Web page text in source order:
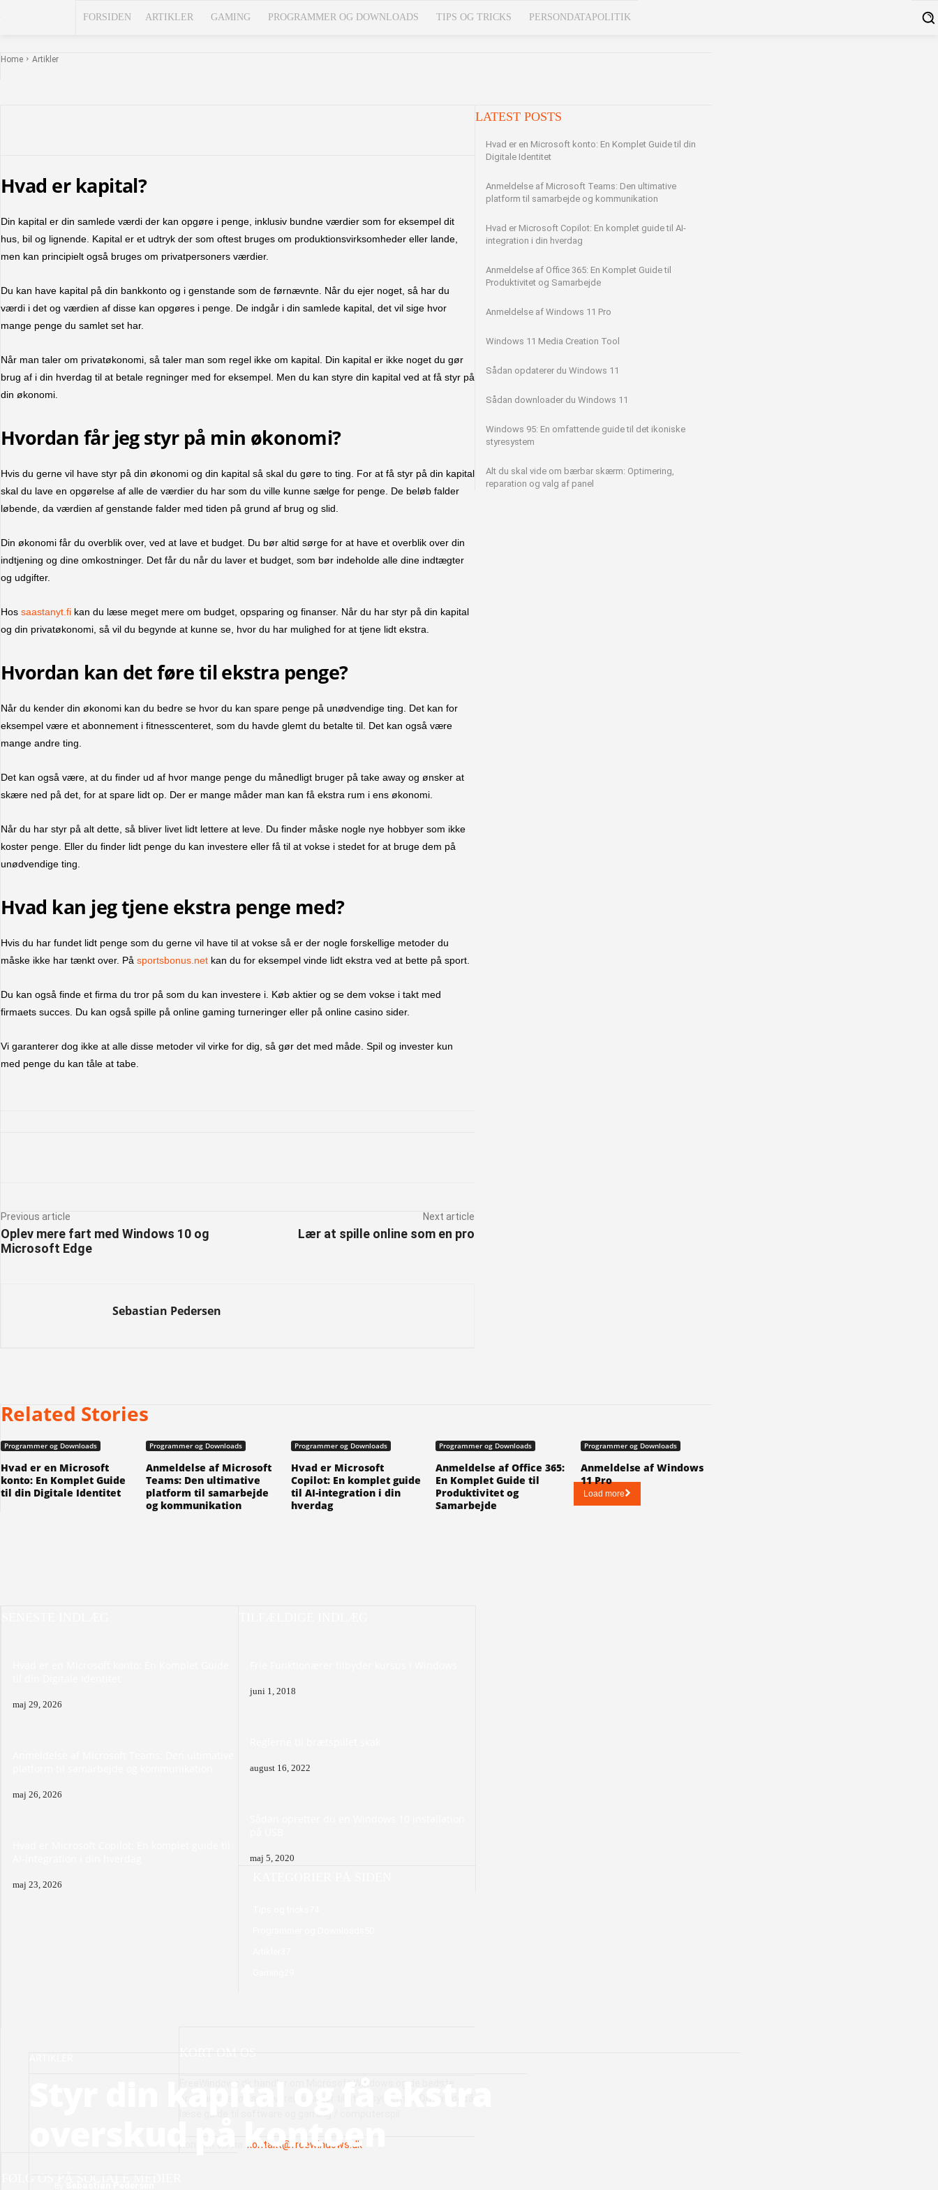
FORSIDEN ARTIKLER GAMING PROGRAMMER OG DOWNLOADS TIPS OG TRICKS PERSONDATAPOLITIK
Home Artikler
Styr din kapital og få ekstra
overskud på kontoen
Hvad er kapital?
Din kapital er din samlede værdi der kan opgøre i penge, inklusiv bundne værdier som for eksempel dit
hus, bil og lignende. Kapital er et udtryk der som oftest bruges om produktionsvirksomheder eller lande,
men kan principielt også bruges om privatpersoners værdier.
Du kan have kapital på din bankkonto og i genstande som de førnævnte. Når du ejer noget, så har du
værdi i det og værdien af disse kan opgøres i penge. De indgår i din samlede kapital, det vil sige hvor
mange penge du samlet set har.
Når man taler om privatøkonomi, så taler man som regel ikke om kapital. Din kapital er ikke noget du gør
brug af i din hverdag til at betale regninger med for eksempel. Men du kan styre din kapital ved at få styr på
din økonomi.
Hvordan får jeg styr på min økonomi?
Hvis du gerne vil have styr på din økonomi og din kapital så skal du gøre to ting. For at få styr på din kapital
skal du lave en opgørelse af alle de værdier du har som du ville kunne sælge for penge. De beløb falder
løbende, da værdien af genstande falder med tiden på grund af brug og slid.
Din økonomi får du overblik over, ved at lave et budget. Du bør altid sørge for at have et overblik over din
indtjening og dine omkostninger. Det får du når du laver et budget, som bør indeholde alle dine indtægter
og udgifter.
Hos saastanyt.fi kan du læse meget mere om budget, opsparing og finanser. Når du har styr på din kapital
og din privatøkonomi, så vil du begynde at kunne se, hvor du har mulighed for at tjene lidt ekstra.
Hvordan kan det føre til ekstra penge?
Når du kender din økonomi kan du bedre se hvor du kan spare penge på unødvendige ting. Det kan for
eksempel være et abonnement i fitnesscenteret, som du havde glemt du betalte til. Det kan også være
mange andre ting.
Det kan også være, at du finder ud af hvor mange penge du månedligt bruger på take away og ønsker at
skære ned på det, for at spare lidt op. Der er mange måder man kan få ekstra rum i ens økonomi.
Når du har styr på alt dette, så bliver livet lidt lettere at leve. Du finder måske nogle nye hobbyer som ikke
koster penge. Eller du finder lidt penge du kan investere eller få til at vokse i stedet for at bruge dem på
unødvendige ting.
Hvad kan jeg tjene ekstra penge med?
Hvis du har fundet lidt penge som du gerne vil have til at vokse så er der nogle forskellige metoder du
måske ikke har tænkt over. På sportsbonus.net kan du for eksempel vinde lidt ekstra ved at bette på sport.
Du kan også finde et firma du tror på som du kan investere i. Køb aktier og se dem vokse i takt med
firmaets succes. Du kan også spille på online gaming turneringer eller på online casino sider.
Vi garanterer dog ikke at alle disse metoder vil virke for dig, så gør det med måde. Spil og invester kun
med penge du kan tåle at tabe.
Previous article
Oplev mere fart med Windows 10 og
Microsoft Edge
Next article
Lær at spille online som en pro
Sebastian Pedersen
LATEST POSTS
Hvad er en Microsoft konto: En Komplet Guide til din
Digitale Identitet
Anmeldelse af Microsoft Teams: Den ultimative
platform til samarbejde og kommunikation
Hvad er Microsoft Copilot: En komplet guide til AI-
integration i din hverdag
Anmeldelse af Office 365: En Komplet Guide til
Produktivitet og Samarbejde
Anmeldelse af Windows 11 Pro
Windows 11 Media Creation Tool
Sådan opdaterer du Windows 11
Sådan downloader du Windows 11
Windows 95: En omfattende guide til det ikoniske
styresystem
Alt du skal vide om bærbar skærm: Optimering,
reparation og valg af panel
Related Stories
Programmer og Downloads
Hvad er en Microsoft
konto: En Komplet Guide
til din Digitale Identitet
Programmer og Downloads
Anmeldelse af Microsoft
Teams: Den ultimative
platform til samarbejde
og kommunikation
Programmer og Downloads
Hvad er Microsoft
Copilot: En komplet guide
til AI-integration i din
hverdag
Programmer og Downloads
Anmeldelse af Office 365:
En Komplet Guide til
Produktivitet og
Samarbejde
Programmer og Downloads
Anmeldelse af Windows
11 Pro
Load more
maj 29, 2026
maj 26, 2026
maj 23, 2026
juni 1, 2018
august 16, 2022
maj 5, 2020
KORT OM OS
Kontakt os via: kontakt@freewindows.dk
FØLG OS PÅ SOCIALE MEDIER